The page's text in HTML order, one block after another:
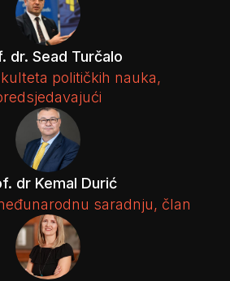
dr. Sead Turčalo
političkih nauka,
dr Kemal Durić
saradnju, član